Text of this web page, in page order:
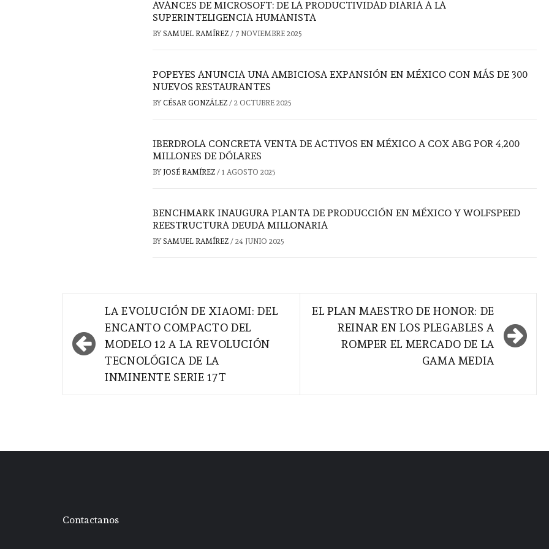
AVANCES DE MICROSOFT: DE LA PRODUCTIVIDAD DIARIA A LA
SUPERINTELIGENCIA HUMANISTA
BY SAMUEL RAMÍREZ / 7 NOVIEMBRE 2025
POPEYES ANUNCIA UNA AMBICIOSA EXPANSIÓN EN MÉXICO CON MÁS DE 300
NUEVOS RESTAURANTES
BY CÉSAR GONZÁLEZ / 2 OCTUBRE 2025
IBERDROLA CONCRETA VENTA DE ACTIVOS EN MÉXICO A COX ABG POR 4,200
MILLONES DE DÓLARES
BY JOSÉ RAMÍREZ / 1 AGOSTO 2025
BENCHMARK INAUGURA PLANTA DE PRODUCCIÓN EN MÉXICO Y WOLFSPEED
REESTRUCTURA DEUDA MILLONARIA
BY SAMUEL RAMÍREZ / 24 JUNIO 2025
Navegación
de
entradas
LA EVOLUCIÓN DE XIAOMI: DEL
ENCANTO COMPACTO DEL
MODELO 12 A LA REVOLUCIÓN
TECNOLÓGICA DE LA
INMINENTE SERIE 17T
EL PLAN MAESTRO DE HONOR: DE
REINAR EN LOS PLEGABLES A
ROMPER EL MERCADO DE LA
GAMA MEDIA
Contactanos